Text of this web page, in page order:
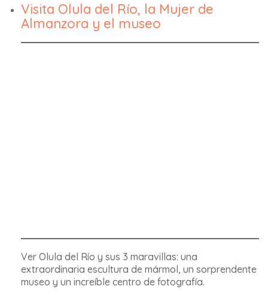
Visita Olula del Río, la Mujer de
Almanzora y el museo
Ver Olula del Río y sus 3 maravillas: una
extraordinaria escultura de mármol, un sorprendente
museo y un increíble centro de fotografía.